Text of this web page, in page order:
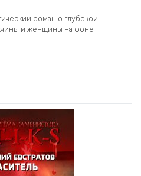
роман о глубокой
и женщины на фоне